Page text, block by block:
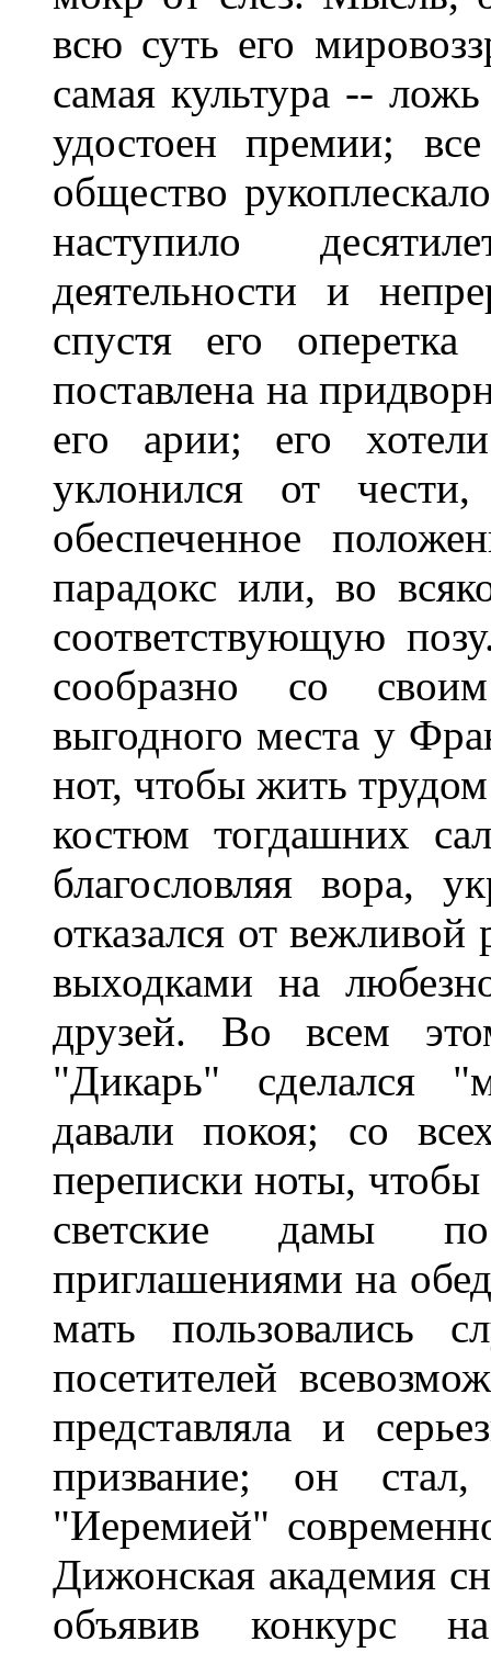
всю суть его
самая культура --
удостоен премии;
общество
наступило
деятельности и
спустя его
поставлена на
его арии; его
уклонился от
обеспеченное
парадокс или, во
соответствующую
сообразно со
выгодного места у
нот, чтобы жить
костюм тогдашних
благословляя вора,
отказался от
выходками на
друзей. Во всем
"Дикарь" сделался
давали покоя; со
переписки ноты, чтобы
светские дамы
приглашениями на
мать пользовались
посетителей
представляла и
призвание; он
"Иеремией"
Дижонская академия
объявив конкурс